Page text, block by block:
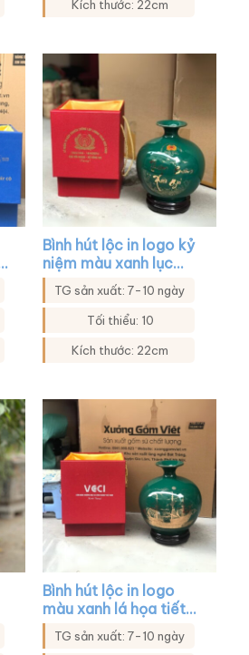
Kích thước: 22cm
Bình hút lộc in logo kỷ
niệm màu xanh lục
họa tiết thuận buồm
xuôi gió vàng kim XG-
BHL46
TG sản xuất: 7-10 ngày
Tối thiểu: 10
Kích thước: 22cm
Bình hút lộc in logo
màu xanh lá họa tiết
thuận buồm xuôi gió
XG-BHL18
TG sản xuất: 7-10 ngày